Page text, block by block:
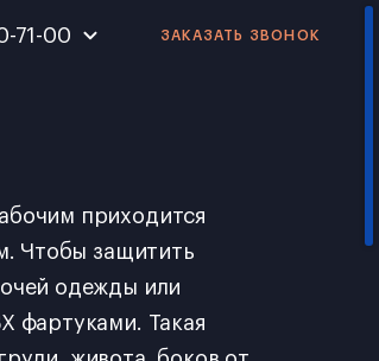
71-00
ЗАКАЗАТЬ ЗВОНОК
приходится
Чтобы защитить
одежды или
фартуками. Такая